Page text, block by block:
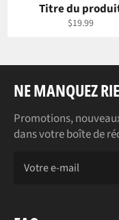
Titre du
$19.99
NE MANQUEZ
Promotions,
dans votre boîte de